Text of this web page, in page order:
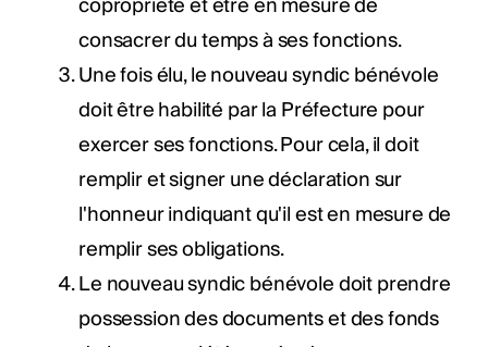
consacrer du temps à ses fonctions.
Une fois élu, le nouveau syndic bénévole
doit être habilité par la Préfecture pour
exercer ses fonctions. Pour cela, il doit
remplir et signer une déclaration sur
l'honneur indiquant qu'il est en mesure de
remplir ses obligations.
Le nouveau syndic bénévole doit prendre
possession des documents et des fonds